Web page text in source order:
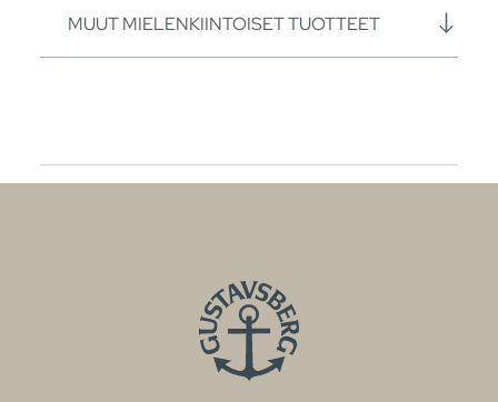
MUUT MIELENKIINTOISET TUOTTEET